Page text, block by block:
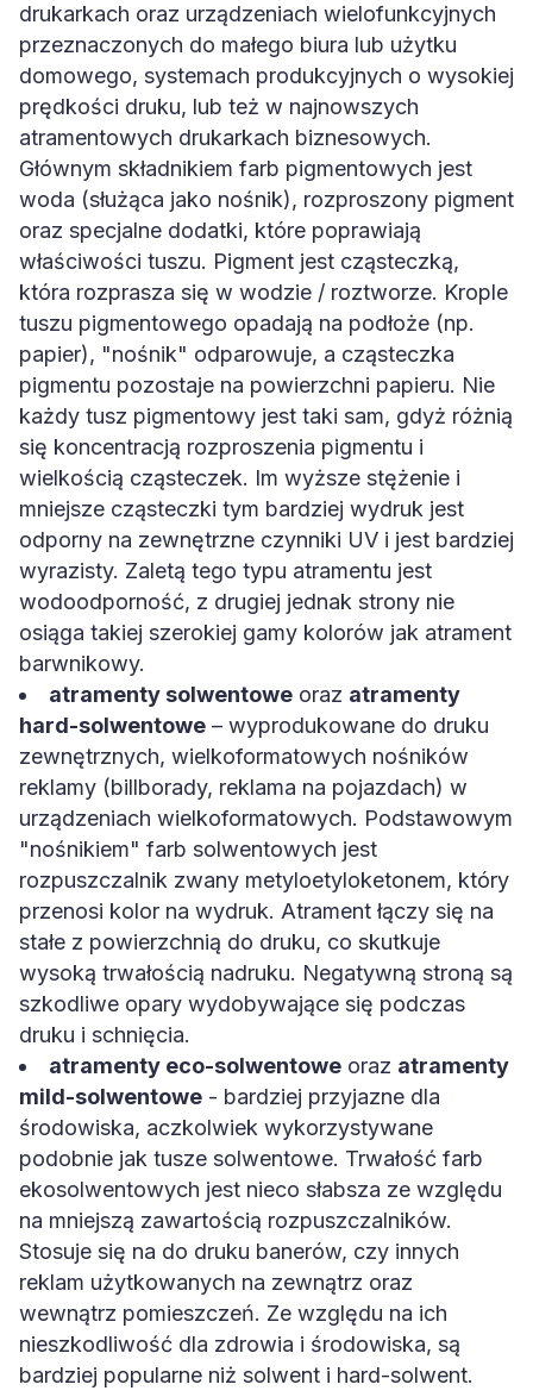
drukarkach oraz urządzeniach wielofunkcyjnych
przeznaczonych do małego biura lub użytku
domowego, systemach produkcyjnych o wysokiej
prędkości druku, lub też w najnowszych
atramentowych drukarkach biznesowych.
Głównym składnikiem farb pigmentowych jest
woda (służąca jako nośnik), rozproszony pigment
oraz specjalne dodatki, które poprawiają
właściwości tuszu. Pigment jest cząsteczką,
która rozprasza się w wodzie / roztworze. Krople
tuszu pigmentowego opadają na podłoże (np.
papier), "nośnik" odparowuje, a cząsteczka
pigmentu pozostaje na powierzchni papieru. Nie
każdy tusz pigmentowy jest taki sam, gdyż różnią
się koncentracją rozproszenia pigmentu i
wielkością cząsteczek. Im wyższe stężenie i
mniejsze cząsteczki tym bardziej wydruk jest
odporny na zewnętrzne czynniki UV i jest bardziej
wyrazisty. Zaletą tego typu atramentu jest
wodoodporność, z drugiej jednak strony nie
osiąga takiej szerokiej gamy kolorów jak atrament
barwnikowy.
atramenty solwentowe oraz atramenty
hard-solwentowe – wyprodukowane do druku
zewnętrznych, wielkoformatowych nośników
reklamy (billborady, reklama na pojazdach) w
urządzeniach wielkoformatowych. Podstawowym
"nośnikiem" farb solwentowych jest
rozpuszczalnik zwany metyloetyloketonem, który
przenosi kolor na wydruk. Atrament łączy się na
stałe z powierzchnią do druku, co skutkuje
wysoką trwałością nadruku. Negatywną stroną są
szkodliwe opary wydobywające się podczas
druku i schnięcia.
atramenty eco-solwentowe oraz atramenty
mild-solwentowe - bardziej przyjazne dla
środowiska, aczkolwiek wykorzystywane
podobnie jak tusze solwentowe. Trwałość farb
ekosolwentowych jest nieco słabsza ze względu
na mniejszą zawartością rozpuszczalników.
Stosuje się na do druku banerów, czy innych
reklam użytkowanych na zewnątrz oraz
wewnątrz pomieszczeń. Ze względu na ich
nieszkodliwość dla zdrowia i środowiska, są
bardziej popularne niż solwent i hard-solwent.